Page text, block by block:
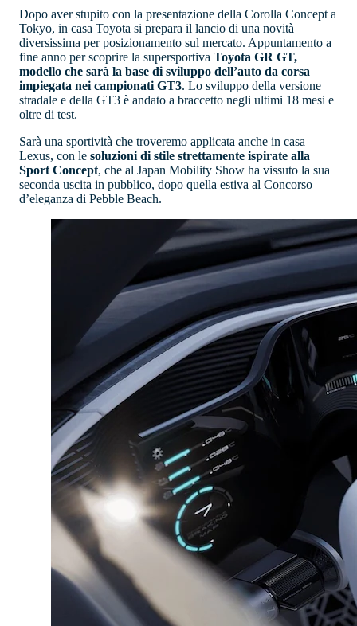
Dopo aver stupito con la presentazione della Corolla Concept a
Tokyo, in casa Toyota si prepara il lancio di una novità
diversissima per posizionamento sul mercato. Appuntamento a
fine anno per scoprire la supersportiva Toyota GR GT,
modello che sarà la base di sviluppo dell’auto da corsa
impiegata nei campionati GT3. Lo sviluppo della versione
stradale e della GT3 è andato a braccetto negli ultimi 18 mesi e
oltre di test.
Sarà una sportività che troveremo applicata anche in casa
Lexus, con le soluzioni di stile strettamente ispirate alla
Sport Concept, che al Japan Mobility Show ha vissuto la sua
seconda uscita in pubblico, dopo quella estiva al Concorso
d’eleganza di Pebble Beach.